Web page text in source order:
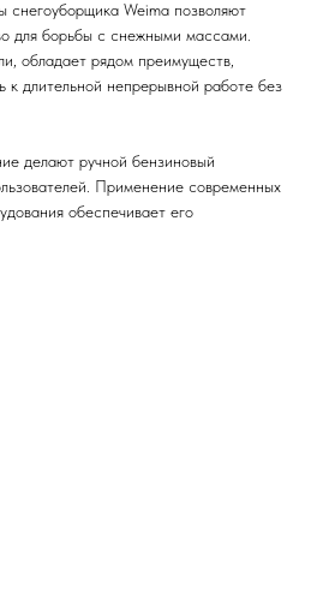
снегоуборщика Weima позволяют
для борьбы с снежными массами.
обладает рядом преимуществ,
к длительной непрерывной работе без
делают ручной бензиновый
Применение современных
обеспечивает его